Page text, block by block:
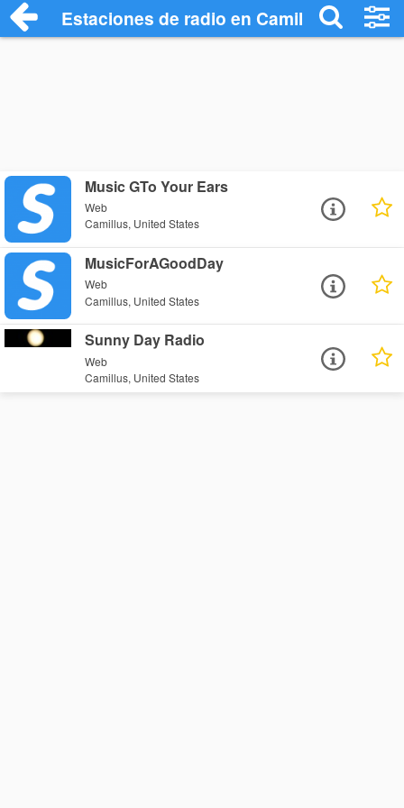
Estaciones de radio en Camillus -
Music GTo Your Ears
Web
Camillus, United States
MusicForAGoodDay
Web
Camillus, United States
Sunny Day Radio
Web
Camillus, United States